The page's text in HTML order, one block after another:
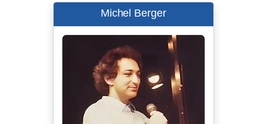
Michel Berger